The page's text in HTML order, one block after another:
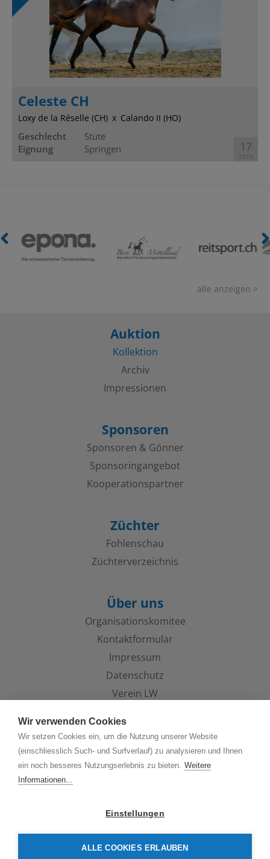
Wir verwenden Cookies
Wir setzen Cookies ein, um die Nutzung unserer Website
(einschliesslich Such- und Surfverlauf) zu analysieren und Ihnen
ein noch besseres Nutzungserlebnis zu bieten. Weitere
Informationen...
Einstellungen
ALLE COOKIES ERLAUBEN
Celeste CH
Loxy de la Réselle (CH) Calando II (HO)
Geschlecht
Stute
Eignung
Springen 17
alle anzeigen >
Auktion
Kollektion
Archiv
Impressionen
Sponsoren
Sponsoren & Gönner
Sponsoringangebot
Kooperations­partner
Züchter
Fohlenschau
Züchterverzeichnis
Über uns
Organisations­komitee
Kontaktformular
Impressum
Datenschutz
Verein LW
Aktuelles
WWW.SPORTFOHLENAUKTION.CH